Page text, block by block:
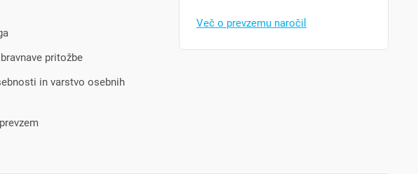
pritožbe
in varstvo osebnih
Več o prevzemu naročil